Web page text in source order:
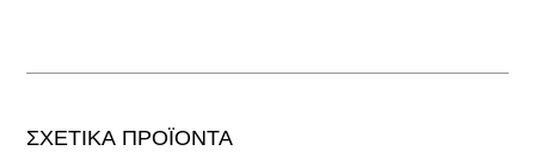
ΣΧΕΤΙΚΆ ΠΡΟΪΌΝΤΑ